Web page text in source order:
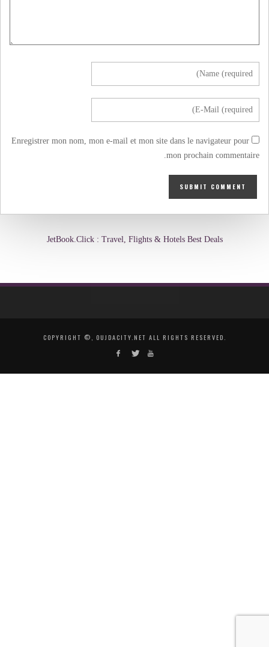
Enregistrer mon nom, mon e-mail et mon site dans le navigateur pour
mon prochain commentaire.
JetBook.Click : Travel, Flights & Hotels Best Deals
COPYRIGHT ©, OUJDACITY.NET ALL RIGHTS RESERVED.